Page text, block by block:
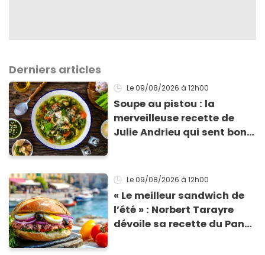
Derniers articles
Le 09/08/2026 à 12h00
Soupe au pistou : la
merveilleuse recette de
Julie Andrieu qui sent bon
Le 09/08/2026 à 12h00
« Le meilleur sandwich de
l’été » : Norbert Tarayre
dévoile sa recette du Pan